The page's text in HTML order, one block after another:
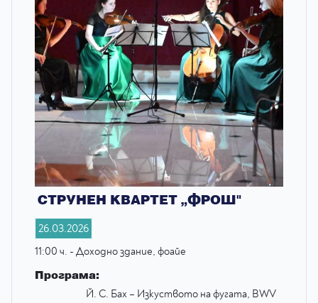
СТРУНЕН КВАРТЕТ „ФРОШ"
26.03.2026
11:00 ч. - Доходно здание, фоайе
Програма:
Й. С. Бах – Изкуството на фугата, BWV